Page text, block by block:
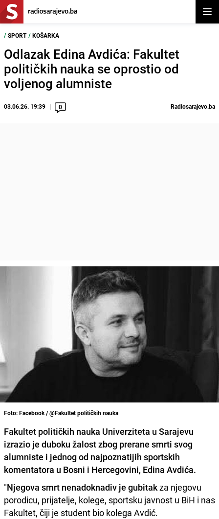
/ SPORT / KOŠARKA
Odlazak Edina Avdića: Fakultet
političkih nauka se oprostio od
voljenog alumniste
03.06.26. 19:39 0 Radiosarajevo.ba
Foto: Facebook / @Fakultet političkih nauka
Fakultet političkih nauka Univerziteta u Sarajevu
izrazio je duboku žalost zbog prerane smrti svog
alumniste i jednog od najpoznatijih sportskih
komentatora u Bosni i Hercegovini, Edina Avdića.
"Njegova smrt nenadoknadiv je gubitakza njegovu
porodicu, prijatelje, kolege, sportsku javnost u BiH i nas
Fakultet, čiji je student bio kolega Avdić.